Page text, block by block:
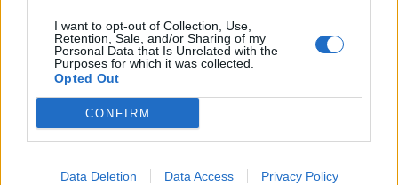
I want to opt-out of Collection, Use,
Retention, Sale, and/or Sharing of my
Personal Data that Is Unrelated with the
Purposes for which it was collected.
Opted Out
CONFIRM
Data Deletion Data Access Privacy Policy
ΔΙΑΦΗΜΙΣΗ